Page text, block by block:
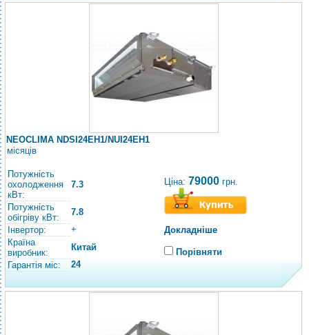
NEOCLIMA NDSI24EH1/NUI24EH1
місяців
Потужність
охолодження
кВт:
7.3
Потужність
обігріву кВт:
7.8
Інвертор:
+
Країна
виробник:
Китай
Гарантія міс:
24
Ціна: 79000 грн.
Докладніше
Порівняти